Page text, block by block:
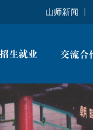
山师新闻